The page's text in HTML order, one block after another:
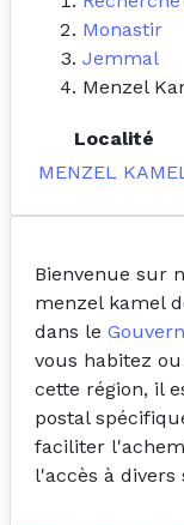
Monastir
Jemmal
Menzel
Localité
MENZEL
Bienvenue sur
menzel kamel
dans le
vous habitez
cette région, il
postal
faciliter
l'accès à divers